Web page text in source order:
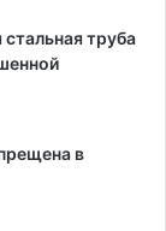
труба
в